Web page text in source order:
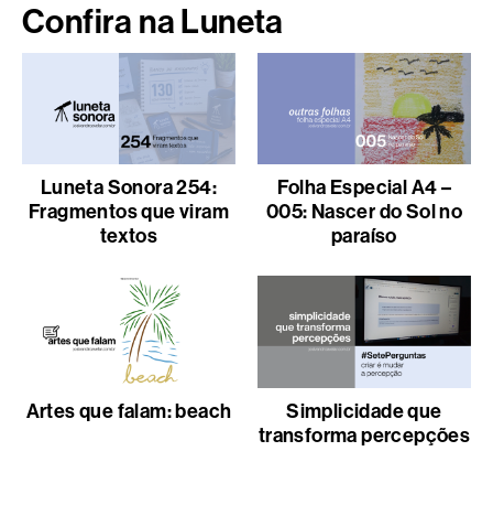
Confira na Luneta
Luneta Sonora 254:
Fragmentos que viram
textos
Folha Especial A4 –
005: Nascer do Sol no
paraíso
Artes que falam: beach
Simplicidade que
transforma percepções